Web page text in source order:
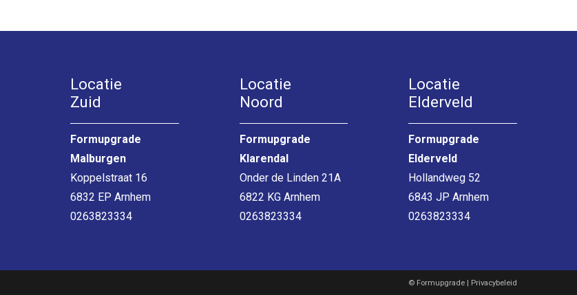
Locatie
Zuid
Formupgrade
Malburgen
Koppelstraat 16
6832 EP Arnhem
0263823334
Locatie
Noord
Formupgrade
Klarendal
Onder de Linden 21A
6822 KG Arnhem
0263823334
Locatie
Elderveld
Formupgrade
Elderveld
Hollandweg 52
6843 JP Arnhem
0263823334
© Formupgrade | Privacybeleid